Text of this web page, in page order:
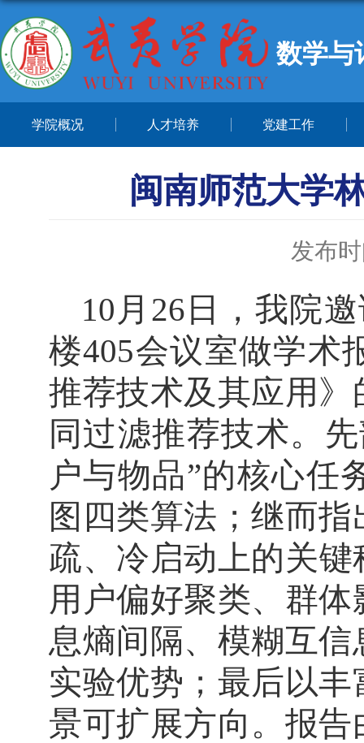
数学与
学院概况 人才培养 党建工作
闽南师范大学
发布
10月26日，我院
楼405会议室做学术
推荐技术及其应用
同过滤推荐技术。
户与物品”的核心任
图四类算法；继而
疏、冷启动上的关
用户偏好聚类、群
息熵间隔、模糊互
实验优势；最后以
景可扩展方向。报